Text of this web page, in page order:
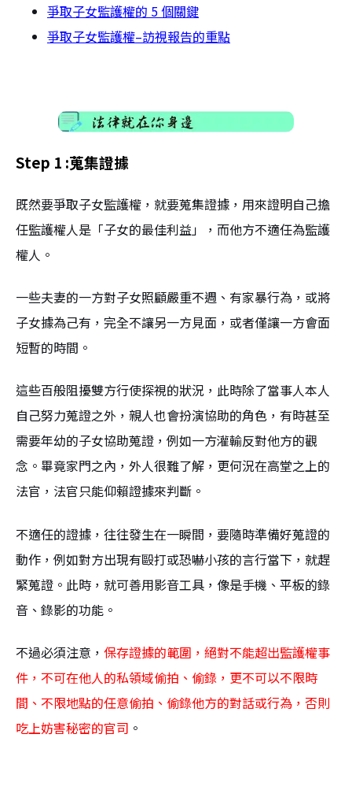
爭取子女監護權的 5 個關鍵
爭取子女監護權–訪視報告的重點
Step 1 :蒐集證據
既然要爭取子女監護權，就要蒐集證據，用來證明自己擔
任監護權人是「子女的最佳利益」，而他方不適任為監護
權人。
一些夫妻的一方對子女照顧嚴重不週、有家暴行為，或將
子女據為己有，完全不讓另一方見面，或者僅讓一方會面
短暫的時間。
這些百般阻擾雙方行使探視的狀況，此時除了當事人本人
自己努力蒐證之外，親人也會扮演協助的角色，有時甚至
需要年幼的子女協助蒐證，例如一方灌輸反對他方的觀
念。畢竟家門之內，外人很難了解，更何況在高堂之上的
法官，法官只能仰賴證據來判斷。
不適任的證據，往往發生在一瞬間，要隨時準備好蒐證的
動作，例如對方出現有毆打或恐嚇小孩的言行當下，就趕
緊蒐證。此時，就可善用影音工具，像是手機、平板的錄
音、錄影的功能。
不過必須注意， 保存證據的範圍，絕對不能超出監護權事
件，不可在他人的私領域偷拍、偷錄，更不可以不限時
間、不限地點的任意偷拍、偷錄他方的對話或行為，否則
吃上妨害秘密的官司 。